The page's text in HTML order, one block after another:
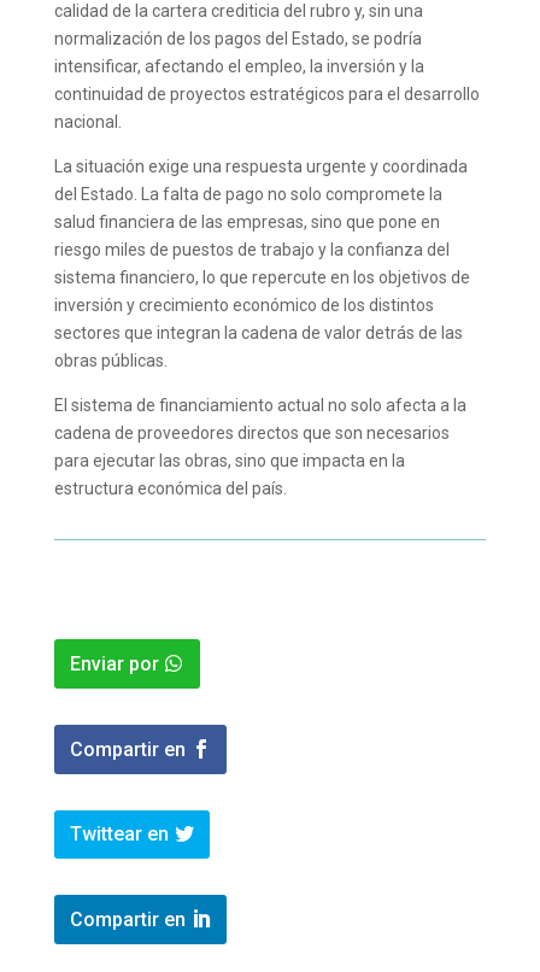
calidad de la cartera crediticia del rubro y, sin una
normalización de los pagos del Estado, se podría
intensificar, afectando el empleo, la inversión y la
continuidad de proyectos estratégicos para el desarrollo
nacional.
La situación exige una respuesta urgente y coordinada
del Estado. La falta de pago no solo compromete la
salud financiera de las empresas, sino que pone en
riesgo miles de puestos de trabajo y la confianza del
sistema financiero, lo que repercute en los objetivos de
inversión y crecimiento económico de los distintos
sectores que integran la cadena de valor detrás de las
obras públicas.
El sistema de financiamiento actual no solo afecta a la
cadena de proveedores directos que son necesarios
para ejecutar las obras, sino que impacta en la
estructura económica del país.
Enviar por
Compartir en
Twittear en
Compartir en